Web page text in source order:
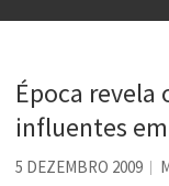
Os causos de Jorge
Voto obrigatório é
Se queres salvar o
Época revela
influentes
5 DEZEMBRO 2009